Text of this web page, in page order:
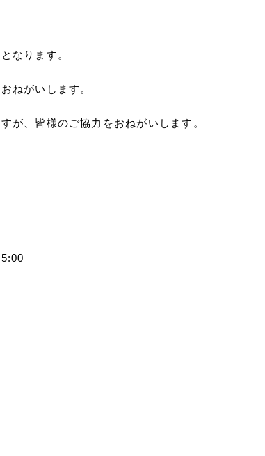
なります。
ねがいします。
が、皆様のご協力をおねがいします。